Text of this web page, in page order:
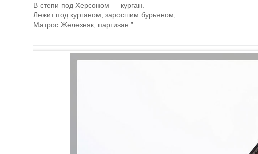
В степи под Херсоном — курган.
Лежит под курганом, заросшим бурьяном,
Матрос Железняк, партизан.